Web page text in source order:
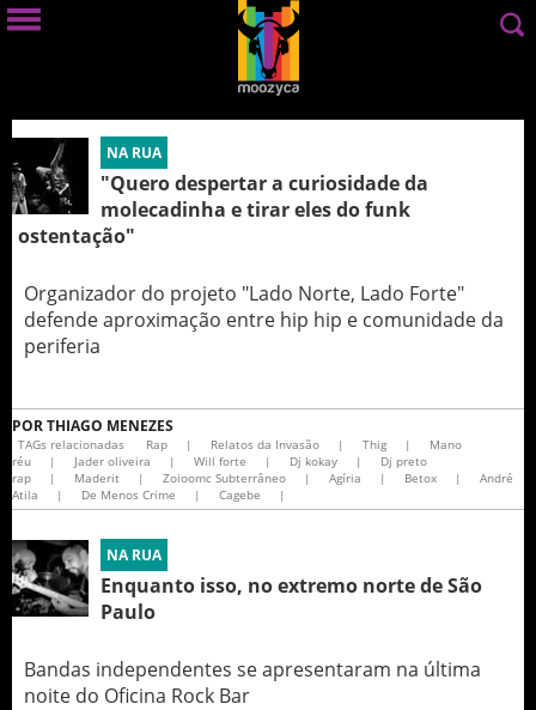
NA RUA
"Quero despertar a curiosidade da
molecadinha e tirar eles do funk
ostentação"
Organizador do projeto "Lado Norte, Lado Forte"
defende aproximação entre hip hip e comunidade da
periferia
PORTHIAGO MENEZES
TAGs relacionadas Rap | Relatos da Invasão | Thig |
Mano
réu
| Jader oliveira | Will forte | Dj kokay |
Dj preto
rap
| Maderit | Zoioomc Subterrâneo | Agíria | Betox |
André
Atila
| De Menos Crime | Cagebe |
NA RUA
Enquanto isso, no extremo norte de São
Paulo
Bandas independentes se apresentaram na última
noite do Oficina Rock Bar